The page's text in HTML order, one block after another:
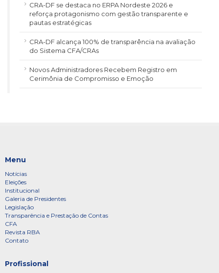
CRA-DF se destaca no ERPA Nordeste 2026 e
reforça protagonismo com gestão transparente e
pautas estratégicas
CRA-DF alcança 100% de transparência na avaliação
do Sistema CFA/CRAs
Novos Administradores Recebem Registro em
Cerimônia de Compromisso e Emoção
Menu
Notícias
Eleições
Institucional
Galeria de Presidentes
Legislação
Transparência e Prestação de Contas
CFA
Revista RBA
Contato
Profissional